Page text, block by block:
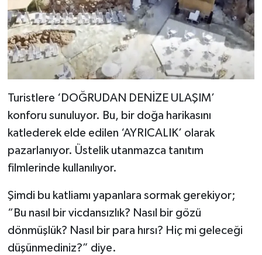
Turistlere ‘DOĞRUDAN DENİZE ULAŞIM’
konforu sunuluyor. Bu, bir doğa harikasını
katlederek elde edilen ‘AYRICALIK’ olarak
pazarlanıyor. Üstelik utanmazca tanıtım
filmlerinde kullanılıyor.
Şimdi bu katliamı yapanlara sormak gerekiyor;
“Bu nasıl bir vicdansızlık? Nasıl bir gözü
dönmüşlük? Nasıl bir para hırsı? Hiç mi geleceği
düşünmediniz?” diye.